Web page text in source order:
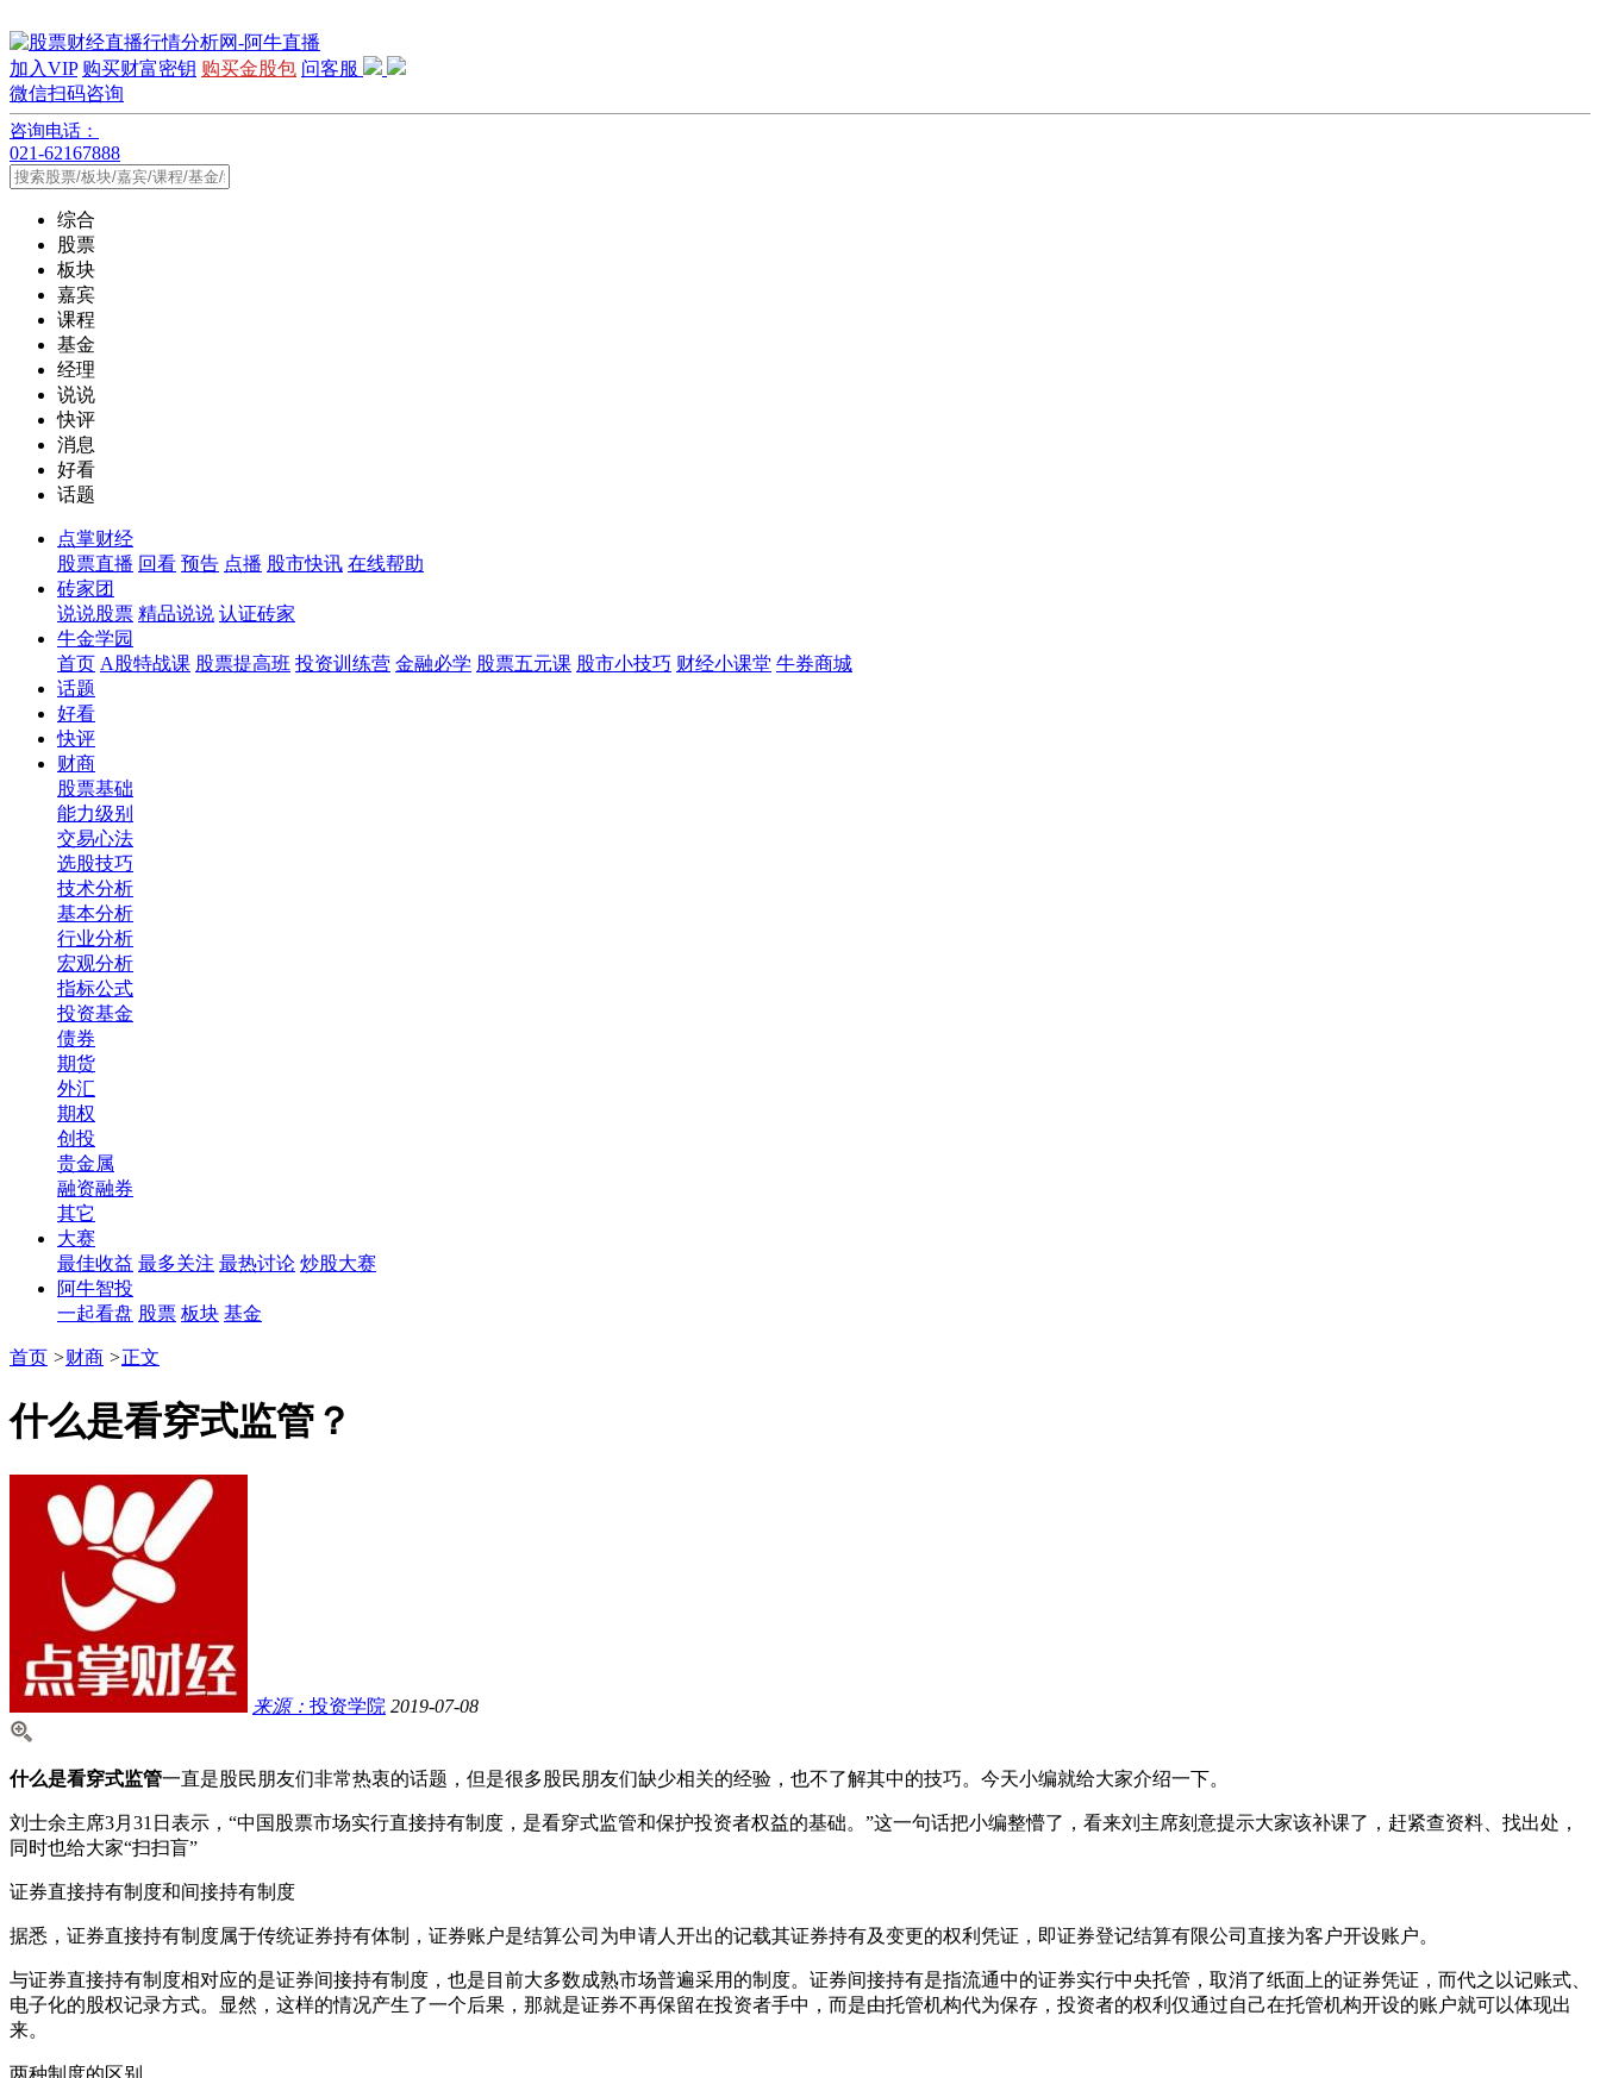
加入VIP 购买财富密钥 购买金股包 问客服
微信扫码咨询
咨询电话：
021-62167888
综合
股票
板块
嘉宾
课程
基金
经理
说说
快评
消息
好看
话题
点掌财经
股票直播 回看 预告 点播 股市快讯 在线帮助
砖家团
说说股票 精品说说 认证砖家
牛金学园
首页 A股特战课 股票提高班 投资训练营 金融必学 股票五元课 股市小技巧 财经小课堂 牛券商城
话题
好看
快评
财商
股票基础
能力级别
交易心法
选股技巧
技术分析
基本分析
行业分析
宏观分析
指标公式
投资基金
债券
期货
外汇
期权
创投
贵金属
融资融券
其它
大赛
最佳收益 最多关注 最热讨论 炒股大赛
阿牛智投
一起看盘 股票 板块 基金
首页 >财商 >正文
什么是看穿式监管？
来源： 投资学院 2019-07-08
什么是看穿式监管一直是股民朋友们非常热衷的话题，但是很多股民朋友们缺少相关的经验，也不了解其中的技巧。今天小编就给大家介绍一下。
刘士余主席3月31日表示，“中国股票市场实行直接持有制度，是看穿式监管和保护投资者权益的基础。”这一句话把小编整懵了，看来刘主席刻意提示大家该补课了，赶紧查资料、找出处，
同时也给大家“扫扫盲”
证券直接持有制度和间接持有制度
据悉，证券直接持有制度属于传统证券持有体制，证券账户是结算公司为申请人开出的记载其证券持有及变更的权利凭证，即证券登记结算有限公司直接为客户开设账户。
与证券直接持有制度相对应的是证券间接持有制度，也是目前大多数成熟市场普遍采用的制度。证券间接持有是指流通中的证券实行中央托管，取消了纸面上的证券凭证，而代之以记账式、
电子化的股权记录方式。显然，这样的情况产生了一个后果，那就是证券不再保留在投资者手中，而是由托管机构代为保存，投资者的权利仅通过自己在托管机构开设的账户就可以体现出
来。
两种制度的区别